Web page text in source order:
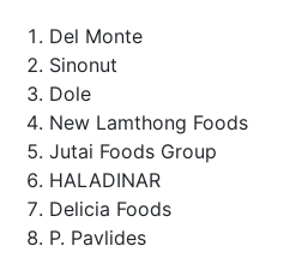
Del Monte
Sinonut
Dole
New Lamthong Foods
Jutai Foods Group
HALADINAR
Delicia Foods
P. Pavlides